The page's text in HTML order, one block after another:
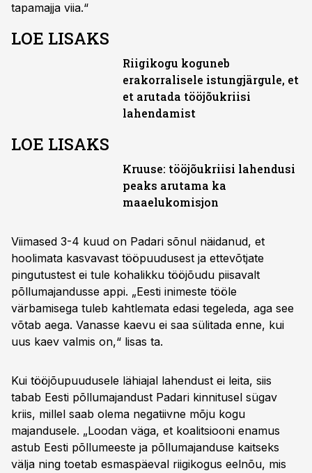
tapamajja viia.“
LOE LISAKS
Riigikogu koguneb
erakorralisele istungjärgule, et
et arutada tööjõukriisi
lahendamist
LOE LISAKS
Kruuse: tööjõukriisi lahendusi
peaks arutama ka
maaelukomisjon
Viimased 3-4 kuud on Padari sõnul näidanud, et
hoolimata kasvavast tööpuudusest ja ettevõtjate
pingutustest ei tule kohalikku tööjõudu piisavalt
põllumajandusse appi. „Eesti inimeste tööle
värbamisega tuleb kahtlemata edasi tegeleda, aga see
võtab aega. Vanasse kaevu ei saa sülitada enne, kui
uus kaev valmis on,“ lisas ta.
Kui tööjõupuudusele lähiajal lahendust ei leita, siis
tabab Eesti põllumajandust Padari kinnitusel sügav
kriis, millel saab olema negatiivne mõju kogu
majandusele. „Loodan väga, et koalitsiooni enamus
astub Eesti põllumeeste ja põllumajanduse kaitseks
välja ning toetab esmaspäeval riigikogus eelnõu, mis